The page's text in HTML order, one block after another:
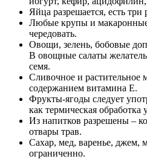
Яйца разрешается, есть три
Любые крупы и макаронные
чередовать.
Овощи, зелень, бобовые
В овощные салаты
семя.
Сливочное и растительное
содержанием витамина Е.
Фрукты-ягоды следует
как термическая обработка
Из напитков разрешены –
отвары трав.
Сахар, мед, варенье, джем,
ограниченно.